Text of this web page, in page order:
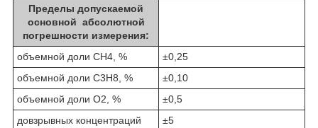
Пределы допускаемой
основной абсолютной
погрешности измерения:
объемной доли СН4, %
±0,25
объемной доли С3Н8, %
±0,10
объемной доли O2, %
±0,5
довзрывных концентраций
±5